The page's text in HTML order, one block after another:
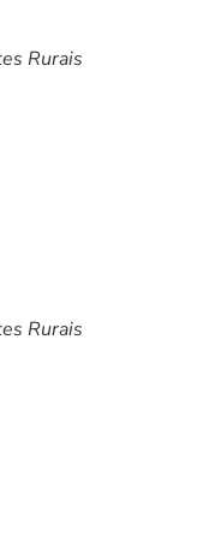
Rurais
Rurais